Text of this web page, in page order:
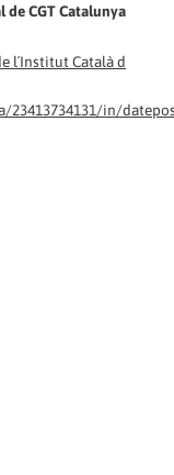
CGT Catalunya
in/